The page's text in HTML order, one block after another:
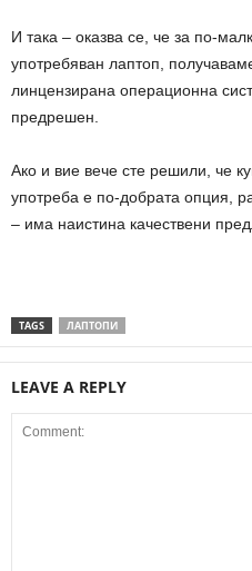
И така – оказва се, че за по-
употребяван лаптоп,
линцензирана операционна
предрешен.
Ако и вие вече сте решили, че
употреба е по-добрата опция,
– има наистина качествени
TAGS ЛАПТОПИ
LEAVE A REPLY